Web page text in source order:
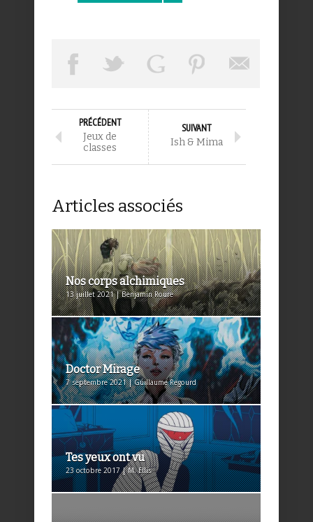
PRÉCÉDENT
Jeux de
classes
SUIVANT
Ish & Mima
Articles associés
Nos corps alchimiques
13 juillet 2021 | Benjamin Roure
Doctor Mirage
7 septembre 2021 | Guillaume Regourd
Tes yeux ont vu
23 octobre 2017 | M. Ellis